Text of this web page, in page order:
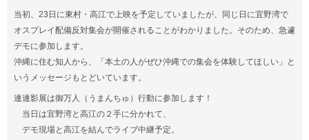
当初、23日に東村・高江で上映を予定していましたが、同じ日に宜野湾で
オスプレイ配備反対集会が開催されることがわかりました。そのため、急遽
デモに参加します。
沖縄に住む知人から、「本土の人がぜひ沖縄での集会を体験してほしい」と
いうメッセージもとどいています。
連連影展は御万人（うまんちゅ）行動に参加します！
当日は宜野湾と高江の２手に分かれて、
デモ現場と高江を結んでライブ中継予定。